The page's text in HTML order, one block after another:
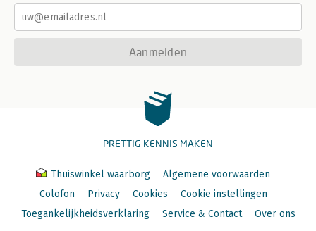
Aanmelden
PRETTIG KENNIS MAKEN
Thuiswinkel waarborg
Algemene voorwaarden
Colofon
Privacy Cookies
Cookie instellingen
Toegankelijkheidsverklaring
Service & Contact Over ons